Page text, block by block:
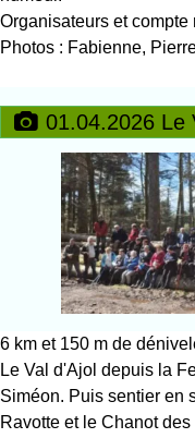
Organisateurs et
Photos : Fabienne,
01.04.2026 Le
6 km et 150 m de
Le Val d'Ajol depuis la
Siméon. Puis sentier en
Ravotte et le Chanot